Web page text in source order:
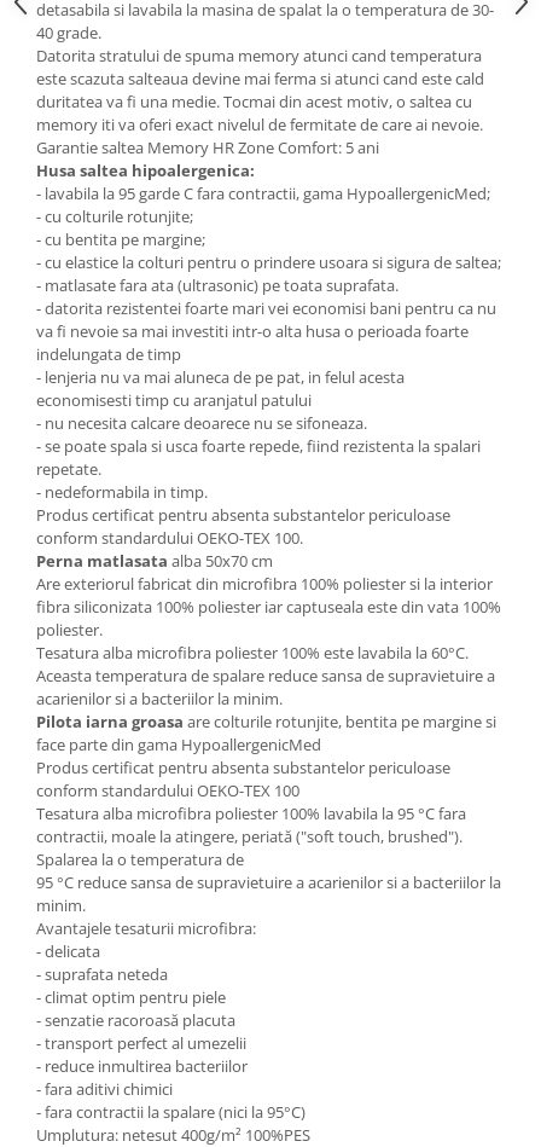
detasabila si lavabila la masina de spalat la o temperatura de 30-
40 grade.
Datorita stratului de spuma memory atunci cand temperatura
este scazuta salteaua devine mai ferma si atunci cand este cald
duritatea va fi una medie. Tocmai din acest motiv, o saltea cu
memory iti va oferi exact nivelul de fermitate de care ai nevoie.
Garantie saltea Memory HR Zone Comfort: 5 ani
Husa saltea hipoalergenica:
- lavabila la 95 garde C fara contractii, gama HypoallergenicMed;
- cu colturile rotunjite;
- cu bentita pe margine;
- cu elastice la colturi pentru o prindere usoara si sigura de saltea;
- matlasate fara ata (ultrasonic) pe toata suprafata.
- datorita rezistentei foarte mari vei economisi bani pentru ca nu
va fi nevoie sa mai investiti intr-o alta husa o perioada foarte
indelungata de timp
- lenjeria nu va mai aluneca de pe pat, in felul acesta
economisesti timp cu aranjatul patului
- nu necesita calcare deoarece nu se sifoneaza.
- se poate spala si usca foarte repede, fiind rezistenta la spalari
repetate.
- nedeformabila in timp.
Produs certificat pentru absenta substantelor periculoase
conform standardului OEKO-TEX 100.
Perna matlasata alba 50x70 cm
Are exteriorul fabricat din microfibra 100% poliester si la interior
fibra siliconizata 100% poliester iar captuseala este din vata 100%
poliester.
Tesatura alba microfibra poliester 100% este lavabila la 60°C.
Aceasta temperatura de spalare reduce sansa de supravietuire a
acarienilor si a bacteriilor la minim.
Pilota iarna groasa are colturile rotunjite, bentita pe margine si
face parte din gama HypoallergenicMed
Produs certificat pentru absenta substantelor periculoase
conform standardului OEKO-TEX 100
Tesatura alba microfibra poliester 100% lavabila la 95 °C fara
contractii, moale la atingere, periată ("soft touch, brushed").
Spalarea la o temperatura de
95 °C reduce sansa de supravietuire a acarienilor si a bacteriilor la
minim.
Avantajele tesaturii microfibra:
- delicata
- suprafata neteda
- climat optim pentru piele
- senzatie racoroasă placuta
- transport perfect al umezelii
- reduce inmultirea bacteriilor
- fara aditivi chimici
- fara contractii la spalare (nici la 95°C)
Umplutura: netesut 400g/m² 100%PES